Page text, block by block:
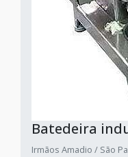
Batedeira
Irmãos Amadio / São